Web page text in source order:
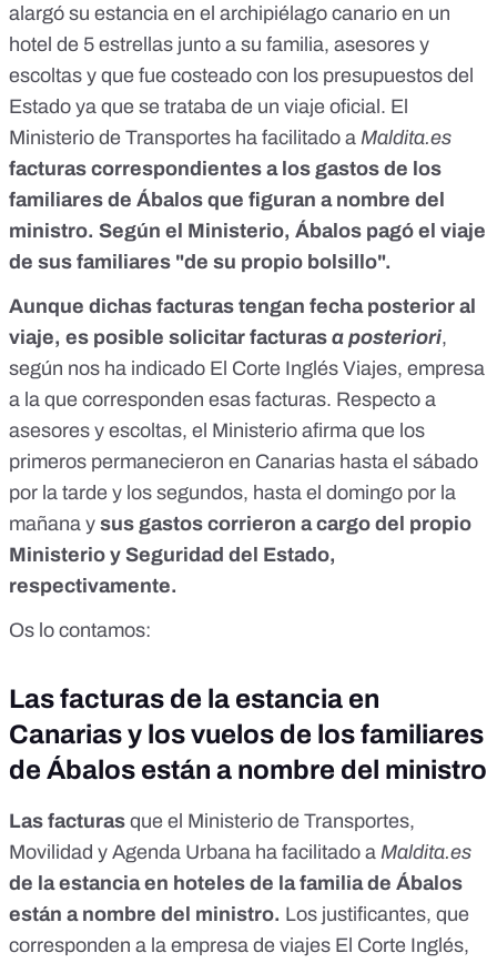
alargó su estancia en el archipiélago canario en un
hotel de 5 estrellas junto a su familia, asesores y
escoltas y que fue costeado con los presupuestos del
Estado ya que se trataba de un viaje oficial. El
Ministerio de Transportes ha facilitado a Maldita.es
facturas correspondientes a los gastos de los
familiares de Ábalos que figuran a nombre del
ministro. Según el Ministerio, Ábalos pagó el viaje
de sus familiares "de su propio bolsillo".
Aunque dichas facturas tengan fecha posterior al
viaje, es posible solicitar facturas a posteriori,
según nos ha indicado El Corte Inglés Viajes, empresa
a la que corresponden esas facturas. Respecto a
asesores y escoltas, el Ministerio afirma que los
primeros permanecieron en Canarias hasta el sábado
por la tarde y los segundos, hasta el domingo por la
mañana y sus gastos corrieron a cargo del propio
Ministerio y Seguridad del Estado,
respectivamente.
Os lo contamos:
Las facturas de la estancia en
Canarias y los vuelos de los familiares
de Ábalos están a nombre del ministro
Las facturas que el Ministerio de Transportes,
Movilidad y Agenda Urbana ha facilitado a Maldita.es
de la estancia en hoteles de la familia de Ábalos
están a nombre del ministro. Los justificantes, que
corresponden a la empresa de viajes El Corte Inglés,